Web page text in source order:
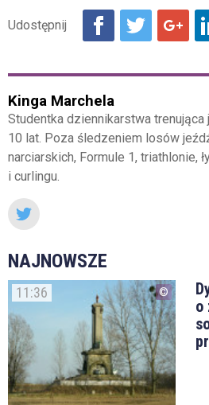
Kinga Marchela
Studentka dziennikarstwa
10 lat. Poza śledzeniem losów
narciarskich, Formule 1, triathlonie,
i curlingu.
NAJNOWSZE
11:36
o